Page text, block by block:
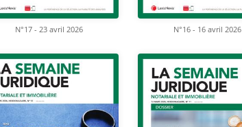
N°17 - 23 avril 2026 N°16 - 16 avril 2026